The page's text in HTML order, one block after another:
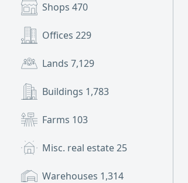
Shops 470
Offices 229
Lands 7,129
Buildings 1,783
Farms 103
Misc. real estate25
Warehouses 1,314